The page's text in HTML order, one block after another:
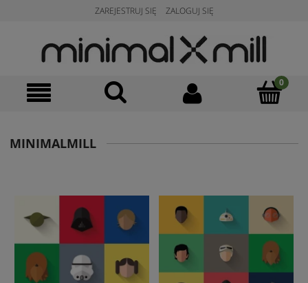
ZAREJESTRUJ SIĘ ZALOGUJ SIĘ
MINIMALMILL